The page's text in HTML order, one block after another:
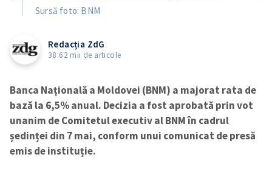
Sursă foto: BNM
Redacția ZdG
38.62 mii de articole
Banca Națională a Moldovei (BNM) a majorat rata de
bază la 6,5% anual. Decizia a fost aprobată prin vot
unanim de Comitetul executiv al BNM în cadrul
ședinței din 7 mai, conform unui comunicat de presă
emis de instituție.